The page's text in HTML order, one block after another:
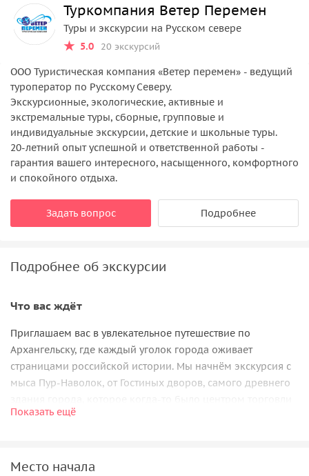
Туркомпания Ветер Перемен
Туры и экскурсии на Русском севере
5.0
20 экскурсий
ООО Туристическая компания «Ветер перемен» - ведущий
туроператор по Русскому Северу.
Экскурсионные, экологические, активные и
экстремальные туры, сборные, групповые и
индивидуальные экскурсии, детские и школьные туры.
20-летний опыт успешной и ответственной работы -
гарантия вашего интересного, насыщенного, комфортного
и спокойного отдыха.
Задать вопрос Подробнее
Подробнее об экскурсии
Что вас ждёт
Приглашаем вас в увлекательное путешествие по
Архангельску, где каждый уголок города оживает
страницами российской истории. Мы начнём экскурсия с
мыса Пур-Наволок, от Гостиных дворов, самого древнего
и сейчас воплощает в себе дух прошедших веков.
заглянем на Красную пристань и прикоснёмся к истории
Показать ещё
Место начала